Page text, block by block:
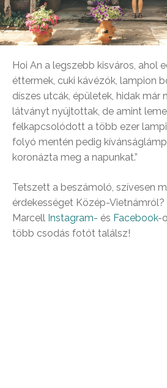
Hoi An a legszebb kisváros, ahol
éttermek, cuki kávézók, lampion
díszes utcák, épületek, hidak már
látványt nyújtottak, de amint
felkapcsolódott a több ezer
folyó mentén pedig
koronázta meg a napunkat.”
Tetszett a beszámoló, szívesen
érdekességet Közép-Vietnámról?
Marcell Instagram- és Facebook-
több csodás fotót találsz!